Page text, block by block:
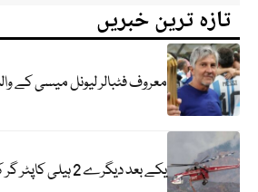
تازہ ترین خبریں
معروف فٹبالر لیونل میسی کے
یکے بعد دیگرے 2 ہیلی کاپٹر گر کر تباہ؛ متعدد ہلاکتیں